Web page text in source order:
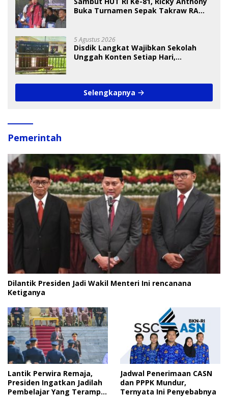
Buka Turnamen Sepak Takraw RA
5 Agustus 2026
Disdik Langkat Wajibkan Sekolah
Unggah Konten Setiap Hari,
Selengkapnya
Pemerintah
Dilantik Presiden Jadi Wakil Menteri Ini rencanana
Ketiganya
Lantik Perwira Remaja,
Presiden Ingatkan Jadilah
Pembelajar Yang Terampil
Jadwal Penerimaan CASN
dan PPPK Mundur,
Ternyata Ini Penyebabnya